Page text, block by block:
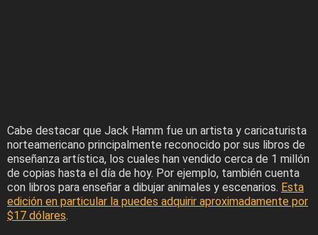
Cabe destacar que Jack Hamm fue un artista y caricaturista
norteamericano principalmente reconocido por sus libros de
enseñanza artística, los cuales han vendido cerca de 1 millón
de copias hasta el día de hoy. Por ejemplo, también cuenta
con libros para enseñar a dibujar animales y escenarios. Esta
edición en particular la puedes adquirir aproximadamente por
$17 dólares.